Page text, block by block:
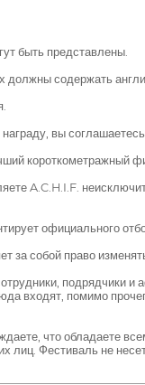
быть представлены.
должны содержать
вы
короткометражный
A.C.H.I.F.
официального
за собой право
входят, помимо
что
лиц. Фестиваль не